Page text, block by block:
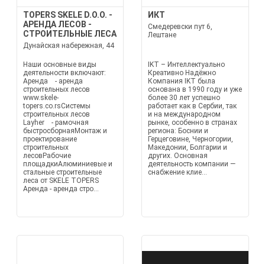
TOPERS SKELE D.O.O. -
АРЕНДА ЛЕСОВ -
СТРОИТЕЛЬНЫЕ ЛЕСА
Дунайская набережная, 44
Наши основные виды
деятельности включают:
Аренда - аренда
строительных лесов
www.skele-
topers.co.rsСистемы
строительных лесов
Layher - рамочная
быстросборнаяМонтаж и
проектирование
строительных
лесовРабочие
площадкиАлюминиевые и
стальные строительные
леса от SKELE TOPERS
Аренда - аренда стро...
ИКТ
Смедеревски пут 6,
Лештане
IKT – Интеллектуально
Креативно Надёжно
Компания IKT была
основана в 1990 году и уже
более 30 лет успешно
работает как в Сербии, так
и на международном
рынке, особенно в странах
региона: Боснии и
Герцеговине, Черногории,
Македонии, Болгарии и
других. Основная
деятельность компании —
снабжение клие...